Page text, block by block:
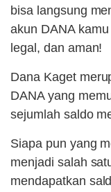
bisa langsung
akun DANA
legal, dan aman!
Dana Kaget
DANA yang
sejumlah saldo
Siapa pun yang
menjadi salah
mendapatkan